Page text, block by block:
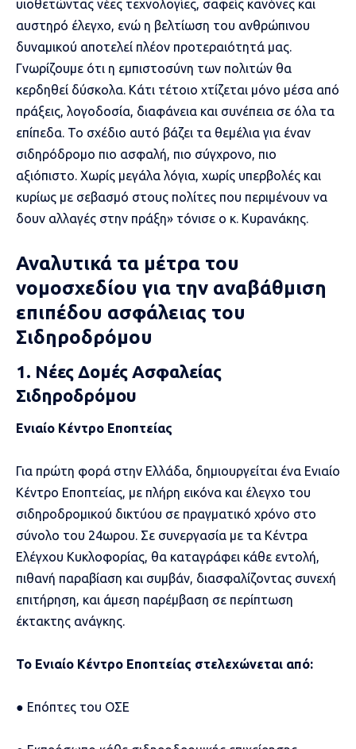
υιοθετώντας νέες τεχνολογίες, σαφείς κανόνες και
αυστηρό έλεγχο, ενώ η βελτίωση του ανθρώπινου
δυναμικού αποτελεί πλέον προτεραιότητά μας.
Γνωρίζουμε ότι η εμπιστοσύνη των πολιτών θα
κερδηθεί δύσκολα. Κάτι τέτοιο χτίζεται μόνο μέσα από
πράξεις, λογοδοσία, διαφάνεια και συνέπεια σε όλα τα
επίπεδα. Το σχέδιο αυτό βάζει τα θεμέλια για έναν
σιδηρόδρομο πιο ασφαλή, πιο σύγχρονο, πιο
αξιόπιστο. Χωρίς μεγάλα λόγια, χωρίς υπερβολές και
κυρίως με σεβασμό στους πολίτες που περιμένουν να
δουν αλλαγές στην πράξη» τόνισε ο κ. Κυρανάκης.
Αναλυτικά τα μέτρα του
νομοσχεδίου για την αναβάθμιση
επιπέδου ασφάλειας του
Σιδηροδρόμου
1. Νέες Δομές Ασφαλείας
Σιδηροδρόμου
Ενιαίο Κέντρο Εποπτείας
Για πρώτη φορά στην Ελλάδα, δημιουργείται ένα Ενιαίο
Κέντρο Εποπτείας, με πλήρη εικόνα και έλεγχο του
σιδηροδρομικού δικτύου σε πραγματικό χρόνο στο
σύνολο του 24ωρου. Σε συνεργασία με τα Κέντρα
Ελέγχου Κυκλοφορίας, θα καταγράφει κάθε εντολή,
πιθανή παραβίαση και συμβάν, διασφαλίζοντας συνεχή
επιτήρηση, και άμεση παρέμβαση σε περίπτωση
έκτακτης ανάγκης.
Το Ενιαίο Κέντρο Εποπτείας στελεχώνεται από:
● Επόπτες του ΟΣΕ